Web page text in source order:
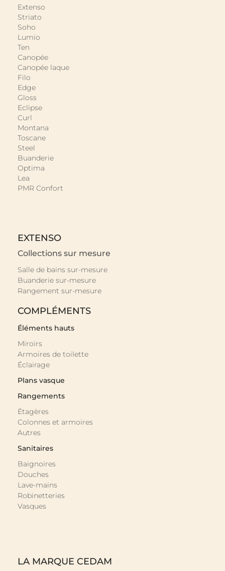
Extenso
Striato
Soho
Lumio
Ten
Canopée
Canopée laque
Filo
Edge
Gloss
Eclipse
Curl
Montana
Toscane
Steel
Buanderie
Optima
Lea
PMR Confort
EXTENSO
Collections sur mesure
Salle de bains sur-mesure
Buanderie sur-mesure
Rangement sur-mesure
COMPLÉMENTS
Éléments hauts
Miroirs
Armoires de toilette
Éclairage
Plans vasque
Rangements
Étagères
Colonnes et armoires
Autres
Sanitaires
Baignoires
Douches
Lave-mains
Robinetteries
Vasques
LA MARQUE CEDAM